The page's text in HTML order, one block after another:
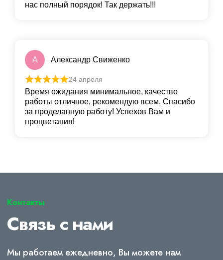
нас полный порядок! Так держать!!!
А Александр Свиженко
24 апреля
Время ожидания минимальное, качество
работы отличное, рекомендую всем. Спасибо
за проделанную работу! Успехов Вам и
процветания!
Контакты
Связь с нами
Мы работаем ежедневно, Вы можете нам